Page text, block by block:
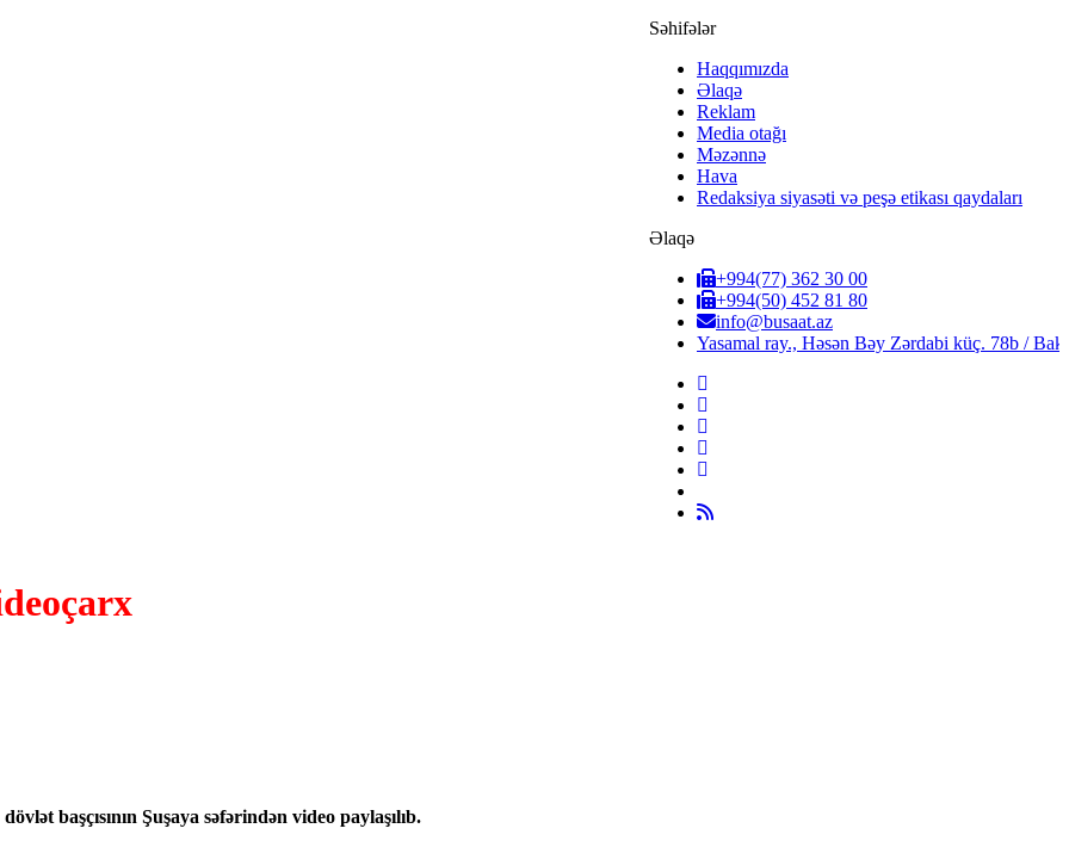
Səhifələr
Haqqımızda
Əlaqə
Reklam
Media otağı
Məzənnə
Hava
Redaksiya siyasəti və peşə etikası qaydaları
Əlaqə
+994(77) 362 30 00
+994(50) 452 81 80
info@busaat.az
Yasamal ray., Həsən Bəy Zərdabi küç. 78b /
başçısının Şuşaya səfərindən video paylaşılıb.